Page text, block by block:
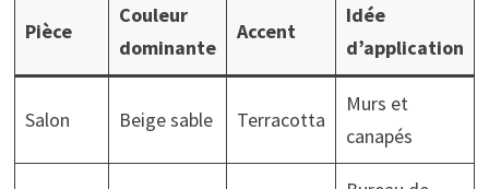
Pièce
Couleur
dominante
Accent
Idée
d’application
Salon Beige sable Terracotta
Murs et
canapés